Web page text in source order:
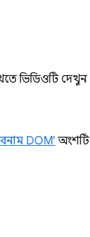
ভিডিওটি দেখুন
বনাম DOM' অংশটি